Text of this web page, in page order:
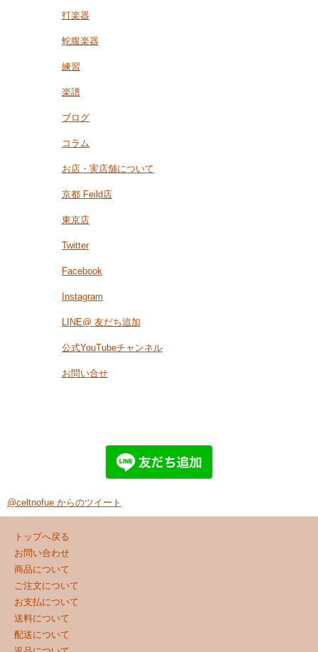
打楽器
蛇腹楽器
練習
楽譜
ブログ
コラム
お店・実店舗について
京都 Feild店
東京店
Twitter
Facebook
Instagram
LINE@ 友だち追加
公式YouTubeチャンネル
お問い合せ
@celtnofue からのツイート
トップへ戻る
お問い合わせ
商品について
ご注文について
お支払について
送料について
配送について